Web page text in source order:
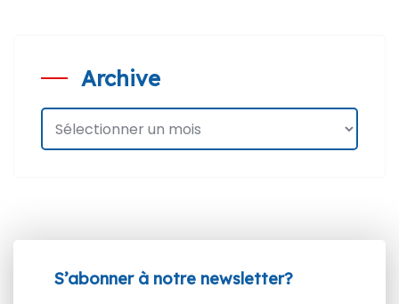
Archive
S’abonner à notre newsletter?